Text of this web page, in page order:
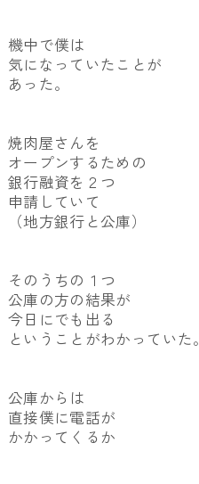
機中で僕は
気になっていたことが
あった。
焼肉屋さんを
オープンするための
銀行融資を２つ
申請していて
（地方銀行と公庫）
そのうちの１つ
公庫の方の結果が
今日にでも出る
ということがわかっていた。
公庫からは
直接僕に電話が
かかってくるか